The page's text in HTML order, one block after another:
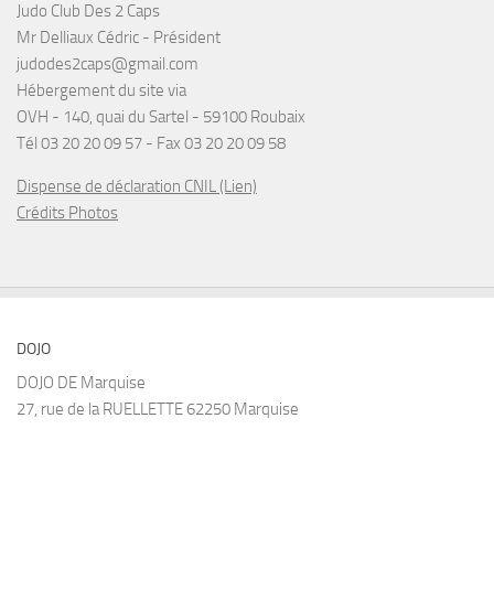
Judo Club Des 2 Caps
Mr Delliaux Cédric - Président
judodes2caps@gmail.com
Hébergement du site via
OVH - 140, quai du Sartel - 59100 Roubaix
Tél 03 20 20 09 57 - Fax 03 20 20 09 58
Dispense de déclaration CNIL (Lien)
Crédits Photos
DOJO
DOJO DE Marquise
27, rue de la RUELLETTE 62250 Marquise